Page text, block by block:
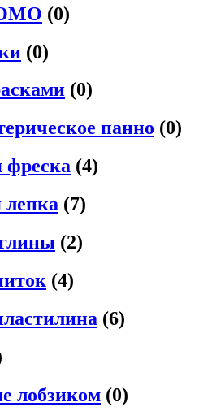
(0)
(0)
(0)
панно (0)
фреска (4)
(7)
(2)
(4)
(6)
лобзиком (0)